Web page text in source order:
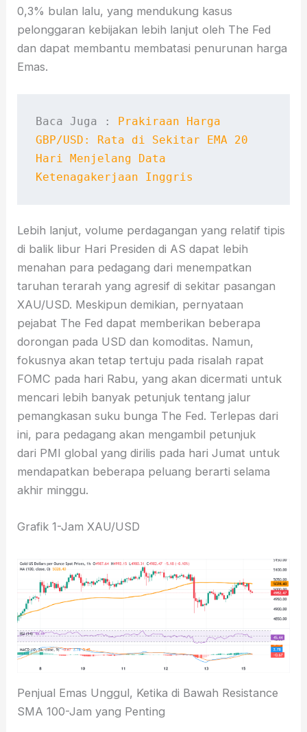
0,3% bulan lalu, yang mendukung kasus
pelonggaran kebijakan lebih lanjut oleh The Fed
dan dapat membantu membatasi penurunan harga
Emas.
Baca Juga :
Prakiraan Harga
GBP/USD: Rata di Sekitar EMA 20
Hari Menjelang Data
Ketenagakerjaan Inggris
Lebih lanjut, volume perdagangan yang relatif tipis
di balik libur Hari Presiden di AS dapat lebih
menahan para pedagang dari menempatkan
taruhan terarah yang agresif di sekitar pasangan
XAU/USD. Meskipun demikian, pernyataan
pejabat The Fed dapat memberikan beberapa
dorongan pada USD dan komoditas. Namun,
fokusnya akan tetap tertuju pada risalah rapat
FOMC pada hari Rabu, yang akan dicermati untuk
mencari lebih banyak petunjuk tentang jalur
pemangkasan suku bunga The Fed. Terlepas dari
ini, para pedagang akan mengambil petunjuk
dari PMI global yang dirilis pada hari Jumat untuk
mendapatkan beberapa peluang berarti selama
akhir minggu.
Grafik 1-Jam XAU/USD
Penjual Emas Unggul, Ketika di Bawah Resistance
SMA 100-Jam yang Penting